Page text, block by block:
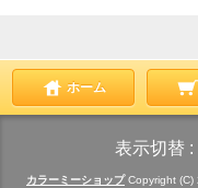
ホーム
表示切替 :
カラーミーショップCopyright (C)